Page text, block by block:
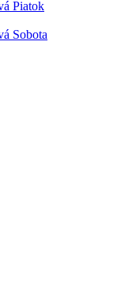
Piatok
Sobota